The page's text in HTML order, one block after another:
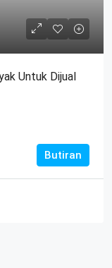
Untuk Dijual
Butiran